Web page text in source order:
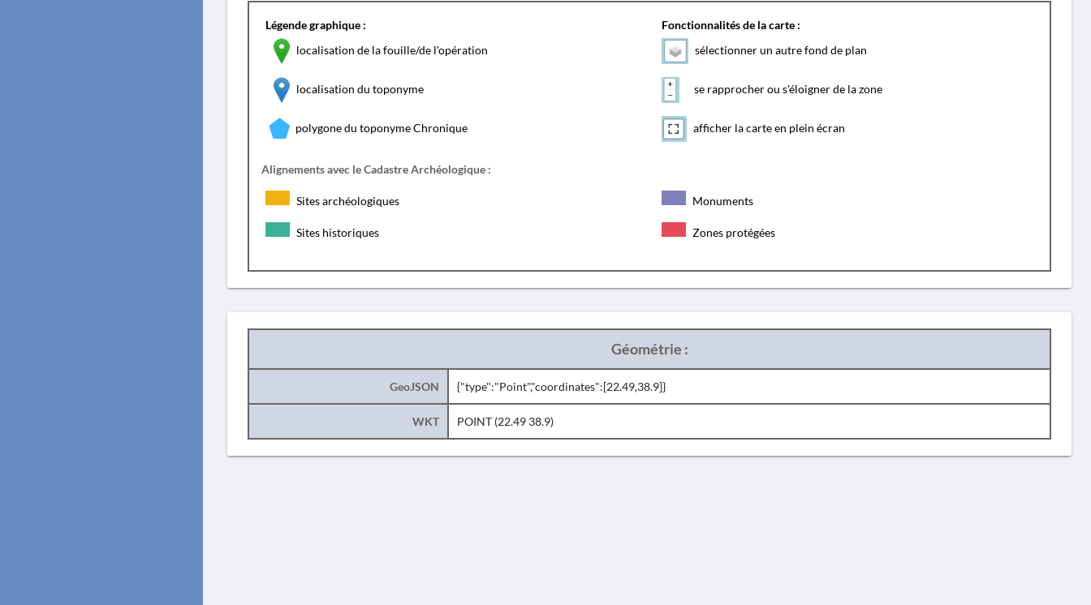
Légende graphique :
localisation de la fouille/de l'opération
localisation du toponyme
polygone du toponyme Chronique
Fonctionnalités de la carte :
sélectionner un autre fond de plan
se rapprocher ou s'éloigner de la zone
afficher la carte en plein écran
Alignements avec le Cadastre Archéologique :
Sites archéologiques Monuments
Sites historiques Zones protégées
Géométrie :
GeoJSON {"type":"Point","coordinates":[22.49,38.9]}
WKT POINT (22.49 38.9)